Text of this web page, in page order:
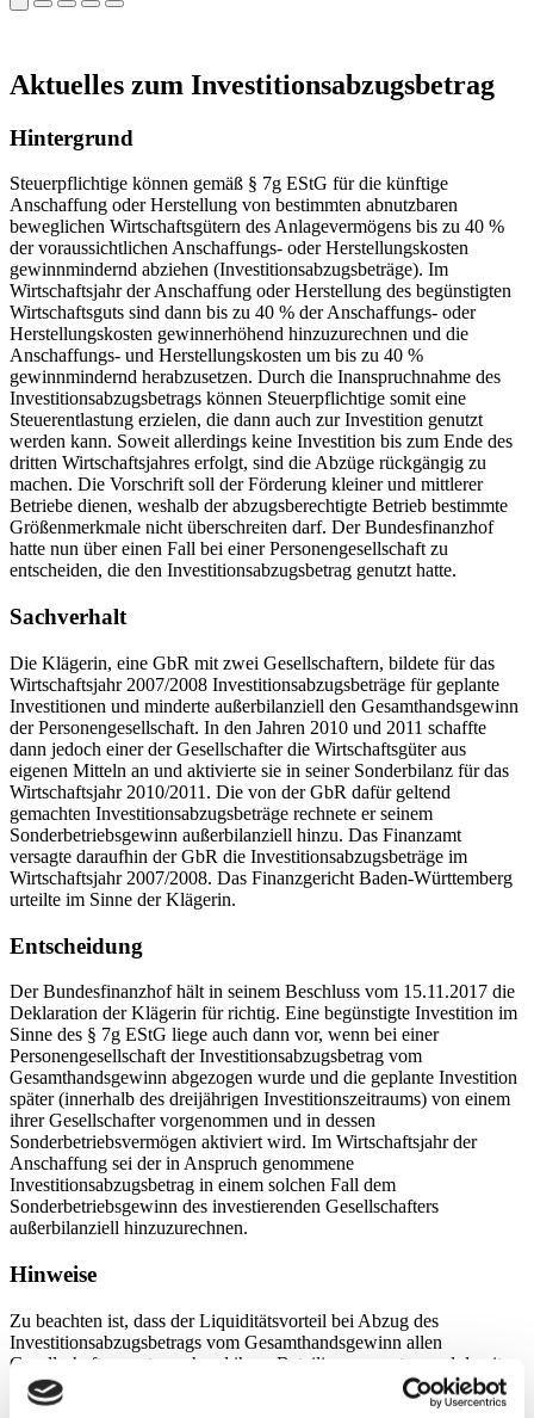
Aktuelles zum Investitionsabzugsbetrag
Hintergrund
Steuerpflichtige können gemäß § 7g EStG für die künftige
Anschaffung oder Herstellung von bestimmten abnutzbaren
beweglichen Wirtschaftsgütern des Anlagevermögens bis zu 40 %
der voraussichtlichen Anschaffungs- oder Herstellungskosten
gewinnmindernd abziehen (Investitionsabzugsbeträge). Im
Wirtschaftsjahr der Anschaffung oder Herstellung des begünstigten
Wirtschaftsguts sind dann bis zu 40 % der Anschaffungs- oder
Herstellungskosten gewinnerhöhend hinzuzurechnen und die
Anschaffungs- und Herstellungskosten um bis zu 40 %
gewinnmindernd herabzusetzen. Durch die Inanspruchnahme des
Investitionsabzugsbetrags können Steuerpflichtige somit eine
Steuerentlastung erzielen, die dann auch zur Investition genutzt
werden kann. Soweit allerdings keine Investition bis zum Ende des
dritten Wirtschaftsjahres erfolgt, sind die Abzüge rückgängig zu
machen. Die Vorschrift soll der Förderung kleiner und mittlerer
Betriebe dienen, weshalb der abzugsberechtigte Betrieb bestimmte
Größenmerkmale nicht überschreiten darf. Der Bundesfinanzhof
hatte nun über einen Fall bei einer Personengesellschaft zu
entscheiden, die den Investitionsabzugsbetrag genutzt hatte.
Sachverhalt
Die Klägerin, eine GbR mit zwei Gesellschaftern, bildete für das
Wirtschaftsjahr 2007/2008 Investitionsabzugsbeträge für geplante
Investitionen und minderte außerbilanziell den Gesamthandsgewinn
der Personengesellschaft. In den Jahren 2010 und 2011 schaffte
dann jedoch einer der Gesellschafter die Wirtschaftsgüter aus
eigenen Mitteln an und aktivierte sie in seiner Sonderbilanz für das
Wirtschaftsjahr 2010/2011. Die von der GbR dafür geltend
gemachten Investitionsabzugsbeträge rechnete er seinem
Sonderbetriebsgewinn außerbilanziell hinzu. Das Finanzamt
versagte daraufhin der GbR die Investitionsabzugsbeträge im
Wirtschaftsjahr 2007/2008. Das Finanzgericht Baden-Württemberg
urteilte im Sinne der Klägerin.
Entscheidung
Der Bundesfinanzhof hält in seinem Beschluss vom 15.11.2017 die
Deklaration der Klägerin für richtig. Eine begünstigte Investition im
Sinne des § 7g EStG liege auch dann vor, wenn bei einer
Personengesellschaft der Investitionsabzugsbetrag vom
Gesamthandsgewinn abgezogen wurde und die geplante Investition
später (innerhalb des dreijährigen Investitionszeitraums) von einem
ihrer Gesellschafter vorgenommen und in dessen
Sonderbetriebsvermögen aktiviert wird. Im Wirtschaftsjahr der
Anschaffung sei der in Anspruch genommene
Investitionsabzugsbetrag in einem solchen Fall dem
Sonderbetriebsgewinn des investierenden Gesellschafters
außerbilanziell hinzuzurechnen.
Hinweise
Zu beachten ist, dass der Liquiditätsvorteil bei Abzug des
Investitionsabzugsbetrags vom Gesamthandsgewinn allen
Gesellschaftern entsprechend ihren Beteiligungsquoten und damit
auch denen zugutekommt, die keine Anschaffungskosten
aufwenden.